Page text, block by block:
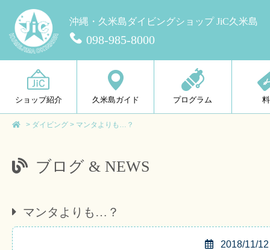
沖縄・久米島ダイビングショップ JiC久米島
098-985-8000
ショップ紹介 久米島ガイド プログラム
> ダイビング > マンタよりも…？
ブログ & NEWS
マンタよりも…？
2018/11/12